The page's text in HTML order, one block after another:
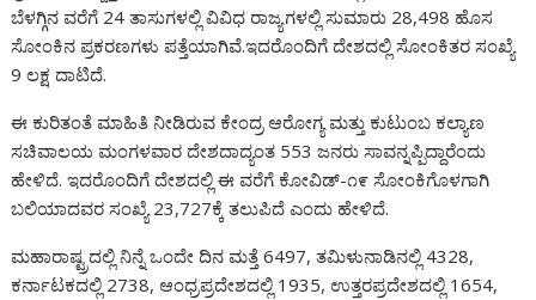
o
o
k
A
p
a
m
n
g
g
e
o
M
l
Li
n
e
ಬೆಳಗ್ಗಿನ ವರೆಗೆ 24 ತಾಸುಗಳಲ್ಲಿ ವಿವಿಧ ರಾಜ್ಯಗಳಲ್ಲಿ ಸುಮಾರು 28,498 ಹೊಸ
ಸೋಂಕಿನ ಪ್ರಕರಣಗಳು ಪತ್ತೆಯಾಗಿವೆ.ಇದರೊಂದಿಗೆ ದೇಶದಲ್ಲಿ ಸೋಂಕಿತರ ಸಂಖ್ಯೆ
9 ಲಕ್ಷ ದಾಟಿದೆ.
ಈ ಕುರಿತಂತೆ ಮಾಹಿತಿ ನೀಡಿರುವ ಕೇಂದ್ರ ಆರೋಗ್ಯ ಮತ್ತು ಕುಟುಂಬ ಕಲ್ಯಾಣ
ಸಚಿವಾಲಯ ಮಂಗಳವಾರ ದೇಶದಾದ್ಯಂತ 553 ಜನರು ಸಾವನ್ನಪ್ಪಿದ್ದಾರೆಂದು
ಹೇಳಿದೆ. ಇದರೊಂದಿಗೆ ದೇಶದಲ್ಲಿ ಈ ವರೆಗೆ ಕೋವಿಡ್-೧೯ ಸೋಂಕಿಗೊಳಗಾಗಿ
ಬಲಿಯಾದವರ ಸಂಖ್ಯೆ 23,727ಕ್ಕೆ ತಲುಪಿದೆ ಎಂದು ಹೇಳಿದೆ.
ಮಹಾರಾಷ್ಟ್ರದಲ್ಲಿ ನಿನ್ನೆ ಒಂದೇ ದಿನ ಮತ್ತೆ 6497, ತಮಿಳುನಾಡಿನಲ್ಲಿ 4328,
ಕರ್ನಾಟಕದಲ್ಲಿ 2738, ಆಂಧ್ರಪ್ರದೇಶದಲ್ಲಿ 1935, ಉತ್ತರಪ್ರದೇಶದಲ್ಲಿ 1654,